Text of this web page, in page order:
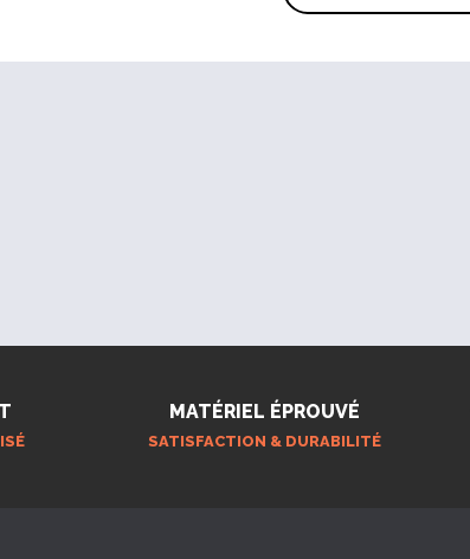
MATÉRIEL ÉPROUVÉ
SATISFACTION & DURABILITÉ